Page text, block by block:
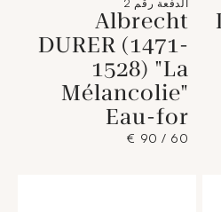
الدفعة رقم 2
Albrecht
DURER (1471-
1528) "La
Mélancolie"
Eau-for
60 / 90 €